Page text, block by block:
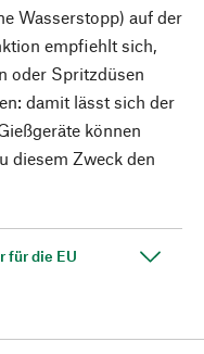
Wasserstopp) auf der
empfiehlt sich,
oder Spritzdüsen
damit lässt sich der
können
diesem Zweck den
für die EU